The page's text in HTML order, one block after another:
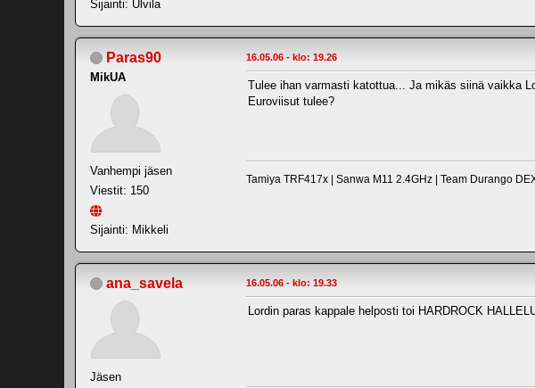
Sijainti: Ulvila
Paras90
MikUA
Vanhempi jäsen
Viestit: 150
Sijainti: Mikkeli
16.05.06 - klo: 19.26
Tulee ihan varmasti katottua... Ja mikäs siinä vaikka
Euroviisut tulee?
Tamiya TRF417x | Sanwa M11 2.4GHz | Team Durango
ana_savela
Jäsen
16.05.06 - klo: 19.33
Lordin paras kappale helposti toi HARDROCK